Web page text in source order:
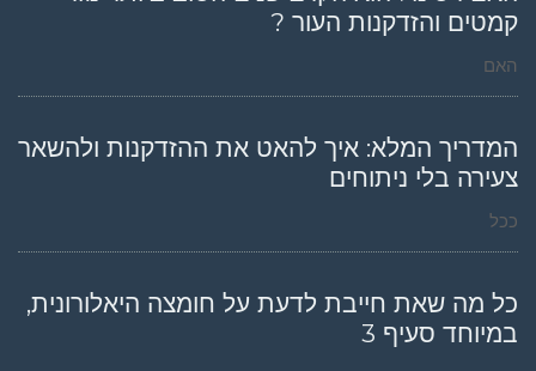
קמטים והזדקנות העור ?
האם
המדריך המלא: איך להאט את ההזדקנות ולהשאר
צעירה בלי ניתוחים
ככל
כל מה שאת חייבת לדעת על חומצה היאלורונית,
במיוחד סעיף 3